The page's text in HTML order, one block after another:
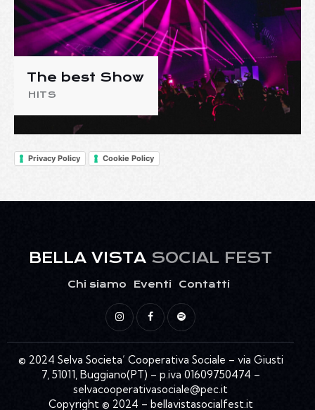
The best Show
HITS
Privacy Policy Cookie Policy
BELLA VISTA SOCIAL FEST
Chi siamo Eventi Contatti
© 2024 Selva Societa’ Cooperativa Sociale – via Giusti
7, 51011, Buggiano(PT) – p.iva 01609750474 –
selvacooperativasociale@pec.it
Copyright © 2024 – bellavistasocialfest.it